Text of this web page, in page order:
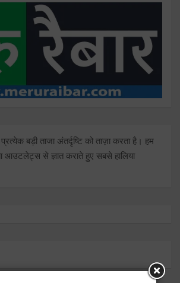
बड़ी ताजा अंतर्दृष्टि को ताज़ा करता है। हम
आउटलेट्स से ज्ञात कराते हुए सबसे हालिया